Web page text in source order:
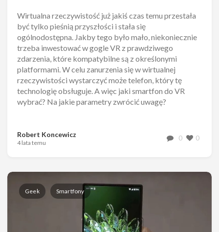
Wirtualna rzeczywistość już jakiś czas temu przestała
być tylko pieśnią przyszłości i stała się
ogólnodostępna. Jakby tego było mało, niekoniecznie
trzeba inwestować w gogle VR z prawdziwego
zdarzenia, które kompatybilne są z określonymi
platformami. W celu zanurzenia się w wirtualnej
rzeczywistości wystarczyć może telefon, który tę
technologię obsługuje. A więc jaki smartfon do VR
wybrać? Na jakie parametry zwrócić uwagę?
Robert Koncewicz
4 lata temu
0 0
Geek Smartfony